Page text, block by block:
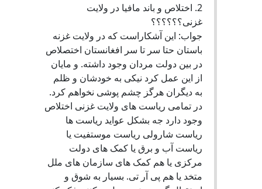
2. اختلاص و باند مافیا در ولایت
غزنی؟؟؟؟؟؟
جواب: این آشکاراست که در ولایت غزنه
باستان حتا سر تا سر افغانستان اختصلاص
در بین دولت مردان وجود داشته. و مایان
از این عمل کرد نیکی به خودشان و ظلم
به دیگران هرگز چشم پوشی نخواهم کرد.
در تمامی ریاست های ولایت غزنی اختلاص
وجود دارد جه بشکل عواید ریاست ها
ریاست شارولی ریاست موستفیت یا
ریاست آب و برق یا کمک های دولت
مرکزی یا هم کمک های سازمان های ملل
متخد یا هم پی آر تی. بسیار به شوق و